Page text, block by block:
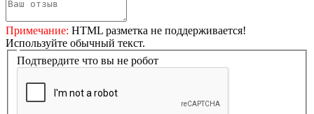
Примечание: HTML разметка не поддерживается!
Используйте обычный текст.
Подтвердите что вы не робот